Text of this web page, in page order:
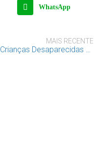
WhatsApp
MAIS RECENTE
Dia Internacional das Crianças Desaparecidas – 25 de maio